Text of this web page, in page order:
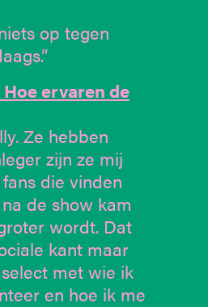
op tegen
ervaren de
Ze hebben
zijn ze mij
die vinden
de show kam
wordt. Dat
kant maar
met wie ik
en hoe ik me